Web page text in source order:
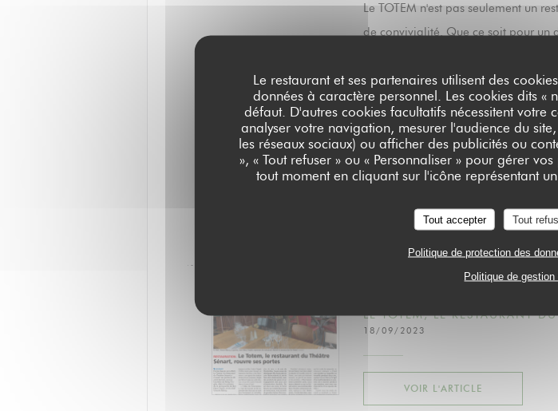
Le restaurant et ses partenaires utilisent des
données à caractère personnel. Les cookies dits «
défaut. D'autres cookies facultatifs nécessitent votre
analyser votre navigation, mesurer l'audience du
les réseaux sociaux) ou afficher des publicités ou
», « Tout refuser » ou « Personnaliser » pour gérer
tout moment en cliquant sur l'icône représentant
Tout accepter Tout
Politique de protection des
Politique de
Le TOTEM n'est pas seulement un
de convivialité. Que ce soit pour un
Alors, préparez-vous à profiter des
On vous attend nombreux au
LE TOTEM, LE RESTAURANT
18/09/2023
VOIR L'ARTICLE((OUVRE UNE